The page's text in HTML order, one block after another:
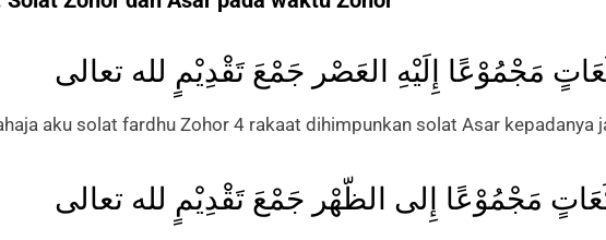
مَجْمُوْعًا إِلَيْهِ العَصْر جَمْعَ تَقْدِيْمٍ لله تعالى
aku solat fardhu Zohor 4 rakaat dihimpunkan solat Asar kepadanya
مَجْمُوْعًا إِلى الظّهْر جَمْعَ تَقْدِيْمٍ لله تعالى